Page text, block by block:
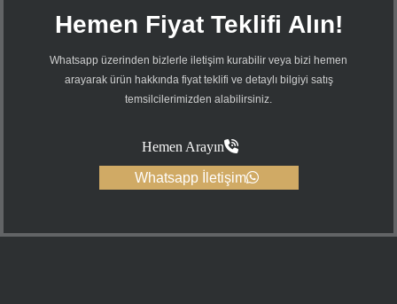
Hemen Fiyat Teklifi Alın!
Whatsapp üzerinden bizlerle iletişim kurabilir veya bizi hemen
arayarak ürün hakkında fiyat teklifi ve detaylı bilgiyi satış
temsilcilerimizden alabilirsiniz.
Hemen Arayın
Whatsapp İletişim